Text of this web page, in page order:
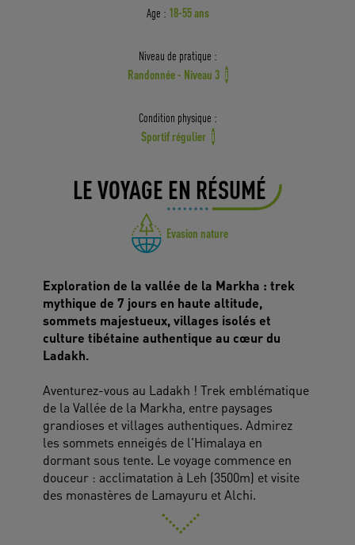
Age : 18-55 ans
Niveau de pratique :
Randonnée - Niveau 3 i
Condition physique :
Sportif régulier i
LE VOYAGE EN RÉSUMÉ
Evasion nature
Exploration de la vallée de la Markha : trek
mythique de 7 jours en haute altitude,
sommets majestueux, villages isolés et
culture tibétaine authentique au cœur du
Ladakh.
Aventurez-vous au Ladakh ! Trek emblématique
de la Vallée de la Markha, entre paysages
grandioses et villages authentiques. Admirez
les sommets enneigés de l'Himalaya en
dormant sous tente. Le voyage commence en
douceur : acclimatation à Leh (3500m) et visite
des monastères de Lamayuru et Alchi.